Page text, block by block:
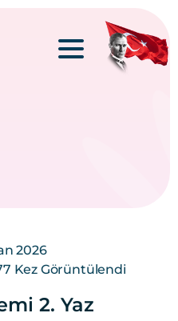
2026
Kez Görüntülendi
2. Yaz